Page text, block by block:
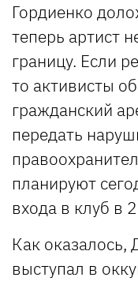
Гордиенко
теперь артист
границу. Если
то активисты
гражданский
передать
планируют
входа в клуб в
Как оказалось,
выступал в